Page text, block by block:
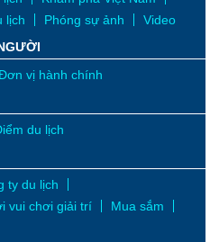
lịch Phóng sự ảnh
Video
vị hành chính
du lịch
ty du lịch
vui chơi giải trí
Mua sắm